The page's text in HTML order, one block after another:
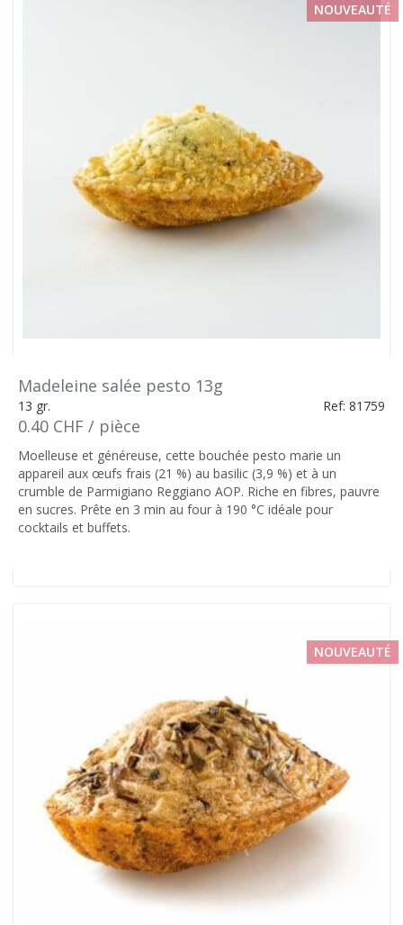
NOUVEAUTÉ
Madeleine salée pesto 13g
13 gr. Ref: 81759
0.40 CHF / pièce
Moelleuse et généreuse, cette bouchée pesto marie un
appareil aux œufs frais (21 %) au basilic (3,9 %) et à un
crumble de Parmigiano Reggiano AOP. Riche en fibres, pauvre
en sucres. Prête en 3 min au four à 190 °C idéale pour
cocktails et buffets.
NOUVEAUTÉ